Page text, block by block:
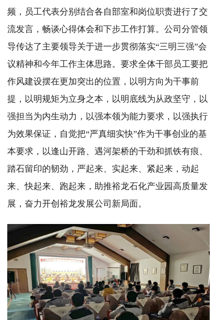
频，员工代表分别结合各自部室和岗位职责进行了交
流发言，畅谈心得体会和下步工作打算。公司分管领
导传达了主要领导关于进一步贯彻落实“三明三强”会
议精神和今年工作主体思路。要求全体干部员工要把
作风建设摆在更加突出的位置，以明方向为干事前
提，以明规矩为立身之本，以明底线为从政坚守，以
强担当为内生动力，以强本领为能力要求，以强执行
为效果保证，自觉把“严真细实快”作为干事创业的基
本要求，以逢山开路、遇河架桥的干劲和抓铁有痕、
踏石留印的韧劲，严起来、实起来、紧起来，动起
来、快起来、跑起来，助推裕龙石化产业园高质量发
展，奋力开创裕龙发展公司新局面。